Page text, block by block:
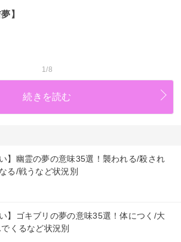
】
1/8
続きを読む
い】幽霊の夢の意味35選！襲われる/殺され
る/戦うなど状況別
い】ゴキブリの夢の意味35選！体につく/大
くるなど状況別